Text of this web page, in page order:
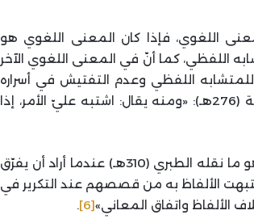
اللغوي، فإذا كان المعنى اللغوي هو
اللفظي، كما أنّ في المعنى اللغوي الآخر
اللفظي وعدم التفتيش في أسراره
والتدبّر لأحوال مقاماته، وقريب من ذلك ما قاله ابن قتيبة (276هـ): «ومنه يقال: اشتبه عليّ الأمر، إذا
ولعلّ من أول التعريفات الاصطلاحية للمتشابه اللفظي هو ما نقله الطبري (310هـ) عندما أراد أن يفرّق
الألفاظ به من قصصهم عند التكرير في
الألفاظ واتفاق المعاني»[6]
.